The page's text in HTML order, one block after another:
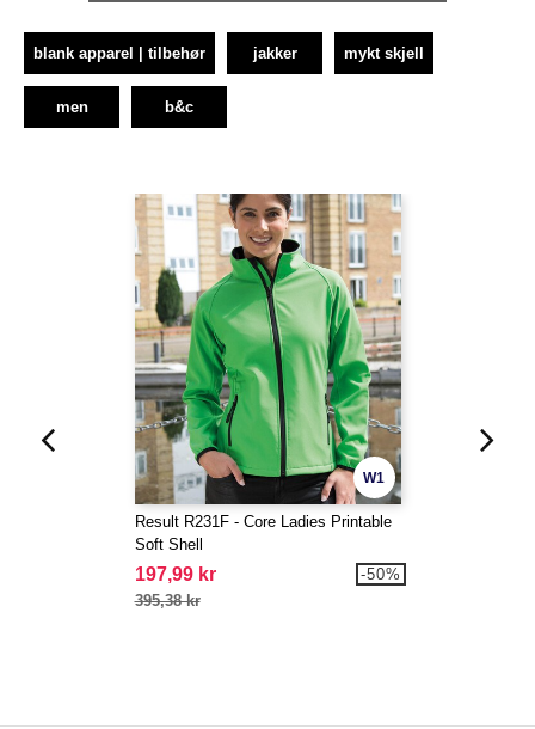
blank apparel | tilbehør jakker mykt skjell
men b&c
W1
Result R231F - Core Ladies Printable
Soft Shell
197,99 kr
395,38 kr
-50%